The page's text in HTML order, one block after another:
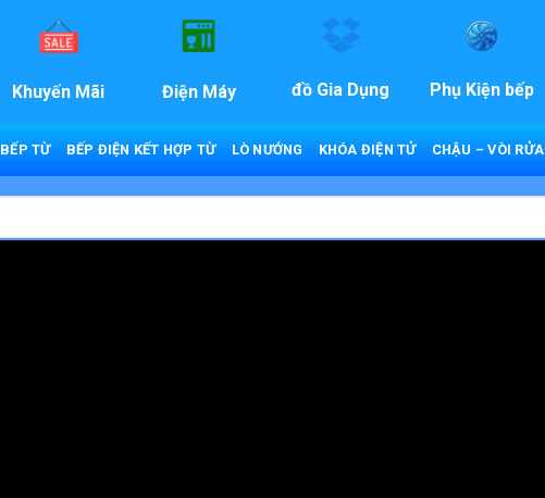
Khuyến Mãi Điện Máy đồ Gia Dụng Phụ Kiện bếp
BẾP TỪ BẾP ĐIỆN KẾT HỢP TỪ LÒ NƯỚNG KHÓA ĐIỆN TỬ CHẬU – VÒI RỬA